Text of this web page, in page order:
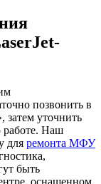
позвонить в
уточнить
работе. Наш
для ремонта МФУ
быть